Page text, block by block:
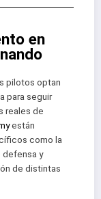
en
pilotos optan
para seguir
reales de
están
como la
defensa y
de distintas